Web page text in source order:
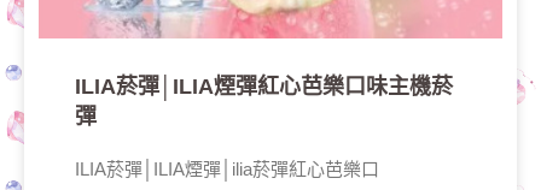
ILIA菸彈│ILIA煙彈紅心芭樂口味主機菸
彈
ILIA菸彈│ILIA煙彈│ilia菸彈紅心芭樂口